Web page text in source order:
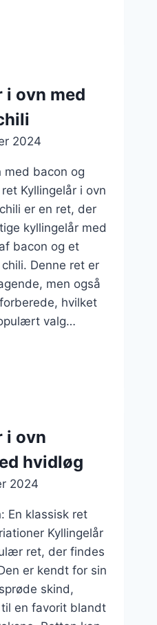
i ovn med
2024
med bacon og
Kyllingelår i ovn
er en ret, der
kyllingelår med
bacon og et
Denne ret er
men også
hvilket
valg…
i ovn
hvidløg
2024
En klassisk ret
Kyllingelår
ret, der findes
er kendt for sin
skind,
en favorit blandt